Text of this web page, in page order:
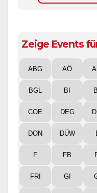
Zeige Events
ABG AÖ
BGL BI
COE DEG
DON DÜW
F FB
FRI GI